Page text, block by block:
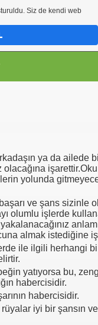
ya da ailede
yolunda
ve şans sizinle
olumlu işlerde
almak istediğine
ile ilgili herhangi
yatıyorsa bu,
habercisidir.
habercisidir.
iyi bir şansın ve
Siz de kendi web